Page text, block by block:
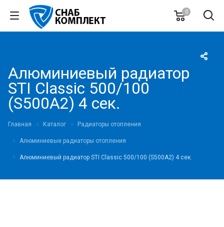
0
Алюминиевый радиатор
STI Classic 500/100
(S500A2) 4 сек.
Главная Каталог Радиаторы отопления
Алюминиевые радиаторы отопления
Алюминиевый радиатор STI Classic 500/100 (S500A2) 4 сек.